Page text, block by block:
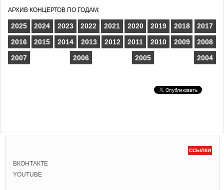
АРХИВ КОНЦЕРТОВ ПО ГОДАМ:
2025 2024 2023 2022 2021 2020 2019 2018
2017
2016
2015 2014 2013 2012 2011 2010 2009
2008
2007
2006 2005 2004
ССЫЛКИ
ВКОНТАКТЕ
YOUTUBE